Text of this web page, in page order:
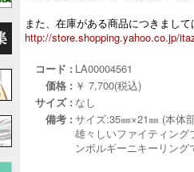
また、在庫がある商品につきまし
http://store.shopping.yahoo.co.jp/
コード : LA00004561
価格 : ￥ 7,700(税込)
サイズ : なし
備考 : サイズ:35㎜×21㎜ (本体
雄々しいファイティン
ンボルギーニキーリング